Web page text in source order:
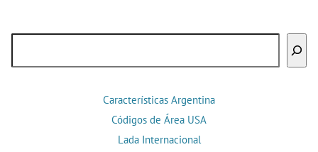
Características Argentina
Códigos de Área USA
Lada Internacional